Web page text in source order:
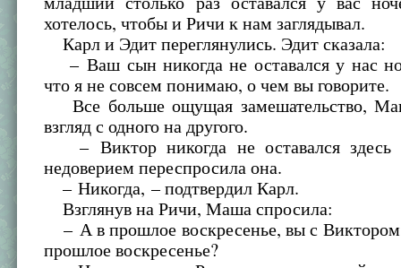
хотелось, чтобы и Ричи к нам заглядывал.
Карл и Эдит переглянулись. Эдит сказала:
– Ваш сын никогда не оставался у нас
что я не совсем понимаю, о чем вы говорите.
Все больше ощущая замешательство,
взгляд с одного на другого.
– Виктор никогда не оставался здесь
недоверием переспросила она.
– Никогда, – подтвердил Карл.
Взглянув на Ричи, Маша спросила:
– А в прошлое воскресенье, вы с
прошлое воскресенье?